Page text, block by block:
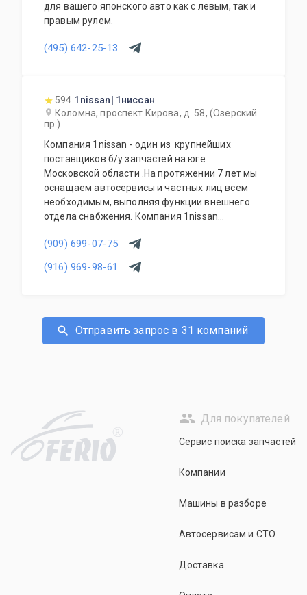
для вашего японского авто как с левым, так и
правым рулем.
(495) 642-25-13
594 1nissan| 1ниссан
Коломна, проспект Кирова, д. 58, (Озерский
пр.)
Компания 1nissan - один из крупнейших
поставщиков б/у запчастей на юге
Московской области .На протяжении 7 лет мы
оснащаем автосервисы и частных лиц всем
необходимым, выполняя функции внешнего
отдела снабжения. Компания 1nissan
электрику, двигатели, коробки передач и
(909) 699-07-75
(916) 969-98-61
Отправить запрос в 31 компаний
R
Для покупателей
Сервис поиска запчастей
Компании
Машины в разборе
Автосервисам и СТО
Доставка